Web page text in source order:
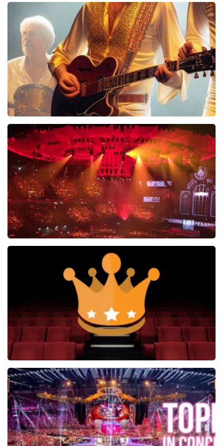
40 45 De Musical
2588+reviews
BEKIJKEN
Bee Gees Forever
845+reviews
BEKIJKEN
Vrienden Van Amstel Live
1252+reviews
BEKIJKEN
Soldaat van Oranje
6649+reviews
BEKIJKEN